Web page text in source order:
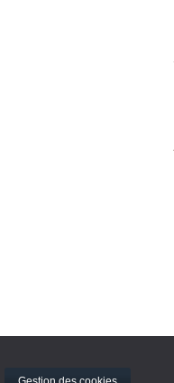
Pacifique à la carte est le